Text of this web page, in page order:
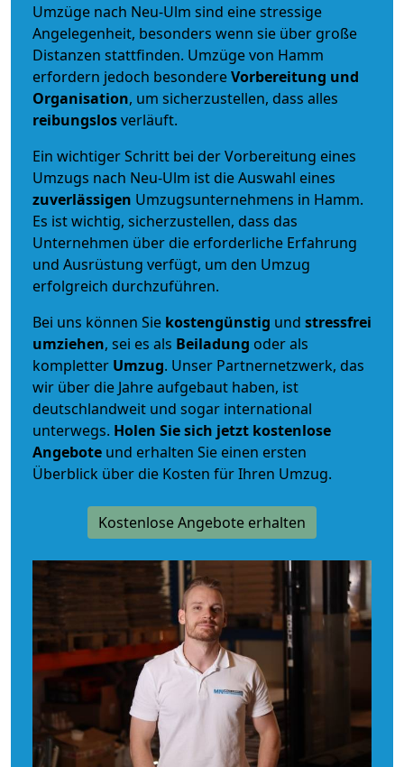
Umzüge nach Neu-Ulm sind eine stressige
Angelegenheit, besonders wenn sie über große
Distanzen stattfinden. Umzüge von Hamm
erfordern jedoch besondereVorbereitung und
Organisation, um sicherzustellen, dass alles
reibungslosverläuft.
Ein wichtiger Schritt bei der Vorbereitung eines
Umzugs nach Neu-Ulm ist die Auswahl eines
zuverlässigen Umzugsunternehmens in Hamm.
Es ist wichtig, sicherzustellen, dass das
Unternehmen über die erforderliche Erfahrung
und Ausrüstung verfügt, um den Umzug
erfolgreich durchzuführen.
Bei uns können Sie kostengünstig und stressfrei
umziehen, sei es als Beiladung oder als
kompletter Umzug. Unser Partnernetzwerk, das
wir über die Jahre aufgebaut haben, ist
deutschlandweit und sogar international
unterwegs. Holen Sie sich jetzt kostenlose
Angebote und erhalten Sie einen ersten
Überblick über die Kosten für Ihren Umzug.
Kostenlose Angebote erhalten